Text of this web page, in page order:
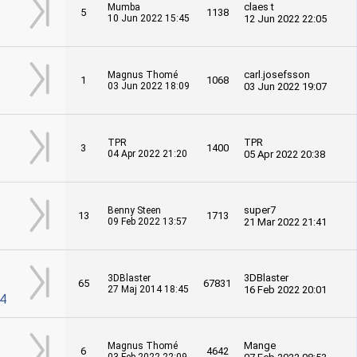
5
Mumba
10 Jun 2022 15:45
1138
claes t
12 Jun 2022 22:05
1
Magnus Thomé
03 Jun 2022 18:09
1068
carl.josefsson
03 Jun 2022 19:07
3
TPR
04 Apr 2022 21:20
1400
TPR
05 Apr 2022 20:38
13
Benny Steen
09 Feb 2022 13:57
1713
super7
21 Mar 2022 21:41
4
65
3DBlaster
27 Maj 2014 18:45
67831
3DBlaster
16 Feb 2022 20:01
6
Magnus Thomé
4642
Mange